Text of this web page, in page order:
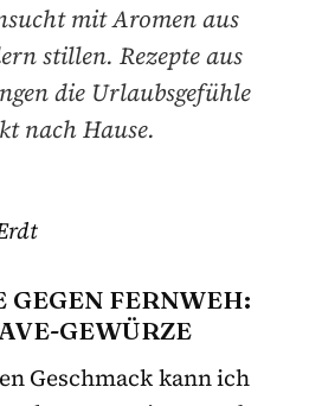
mit Aromen aus
stillen. Rezepte aus
die Urlaubsgefühle
nach Hause.
GEGEN FERNWEH:
GEWÜRZE
Geschmack kann ich